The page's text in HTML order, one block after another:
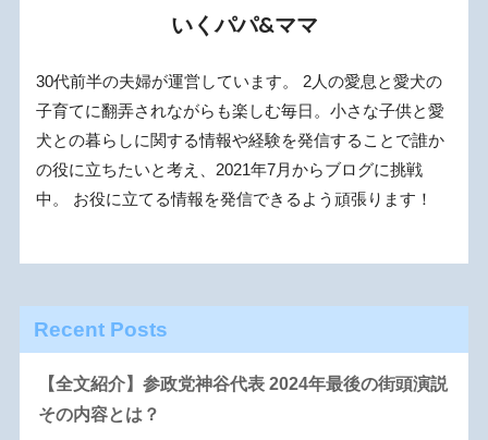
いくパパ&ママ
30代前半の夫婦が運営しています。 2人の愛息と愛犬の
子育てに翻弄されながらも楽しむ毎日。小さな子供と愛
犬との暮らしに関する情報や経験を発信することで誰か
の役に立ちたいと考え、2021年7月からブログに挑戦
中。 お役に立てる情報を発信できるよう頑張ります！
Recent Posts
【全文紹介】参政党神谷代表 2024年最後の街頭演説
その内容とは？